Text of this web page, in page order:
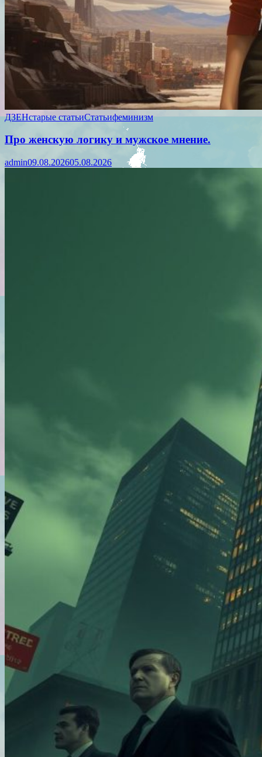
ДЗЕНстарые статьиСтатьифеминизм
Про женскую логику и мужское мнение.
admin09.08.202605.08.2026